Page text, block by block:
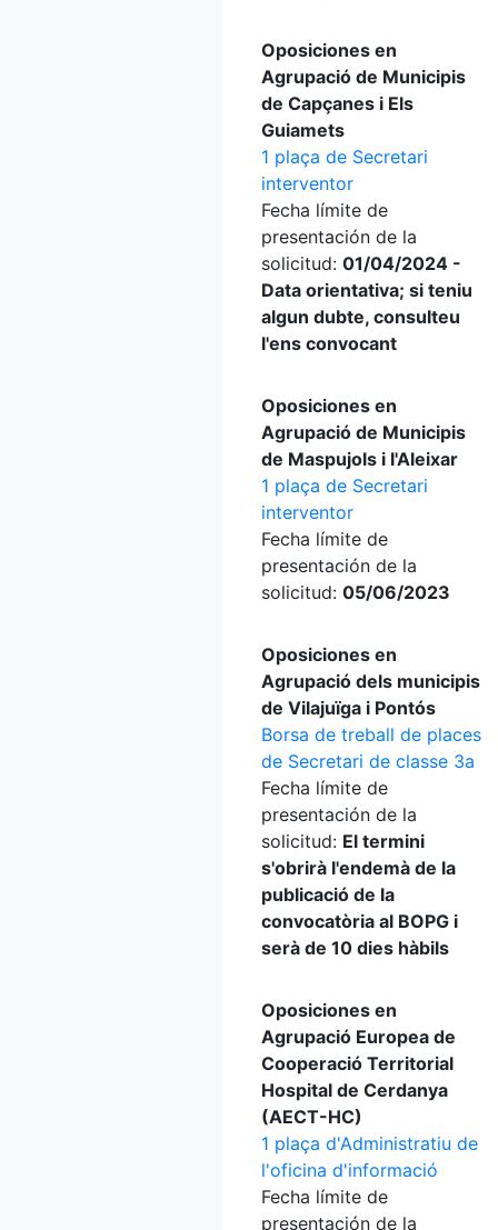
Oposiciones en
Agrupació de Municipis
de Capçanes i Els
Guiamets
1 plaça de Secretari
interventor
Fecha límite de
presentación de la
solicitud: 01/04/2024 -
Data orientativa; si teniu
algun dubte, consulteu
l'ens convocant
Oposiciones en
Agrupació de Municipis
de Maspujols i l'Aleixar
1 plaça de Secretari
interventor
Fecha límite de
presentación de la
solicitud: 05/06/2023
Oposiciones en
Agrupació dels municipis
de Vilajuïga i Pontós
Borsa de treball de places
de Secretari de classe 3a
Fecha límite de
presentación de la
solicitud: El termini
s'obrirà l'endemà de la
publicació de la
convocatòria al BOPG i
serà de 10 dies hàbils
Oposiciones en
Agrupació Europea de
Cooperació Territorial
Hospital de Cerdanya
(AECT-HC)
1 plaça d'Administratiu de
l'oficina d'informació
Fecha límite de
presentación de la